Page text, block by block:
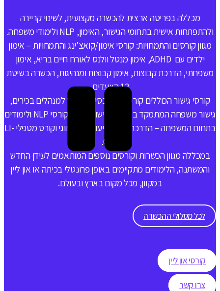
מכללה בפריסה ארצית להכשרה מקצועית, לשינוי קריירה
ולהתפתחות אישית בתחומי הגישור, האימון, NLP ולימודי משפחה.
מגוון קורסים והתמחויות: קורסי אימון/קואצ’ינג והתמחויות – אימון
ילדים עם ADHD, אימון מנטל וולנס לאורח חיים בריא, אימון
משפחתי, הדרכת קבוצות, אימון קבוצות ומנהיגות, הכשרה בשיטת
12 הצעדים.
קורסי גישור הכוללים קורס גישור בסיסי, גישור למנהלים בכירים,
גישור משפחה המתמקד בגירושין, גישור עסקי, קורסי NLP ולימודים
בתחום המשפחה – הדרכת הורים וייעוץ וגישור זוגי וקורס מטפלי LI-
CBT.
במכללה מגוון הכשרות וקורסים נוספים המותאמים לעידן החדש
והמשתנה, הלימודים מתקיימים באופן פרונטלי בכיתה או און ליין
במקוון, מכל מקום בארץ ובעולם.
לכל מסלולי ההכשרה
קורסי און ליין
צרו קשר